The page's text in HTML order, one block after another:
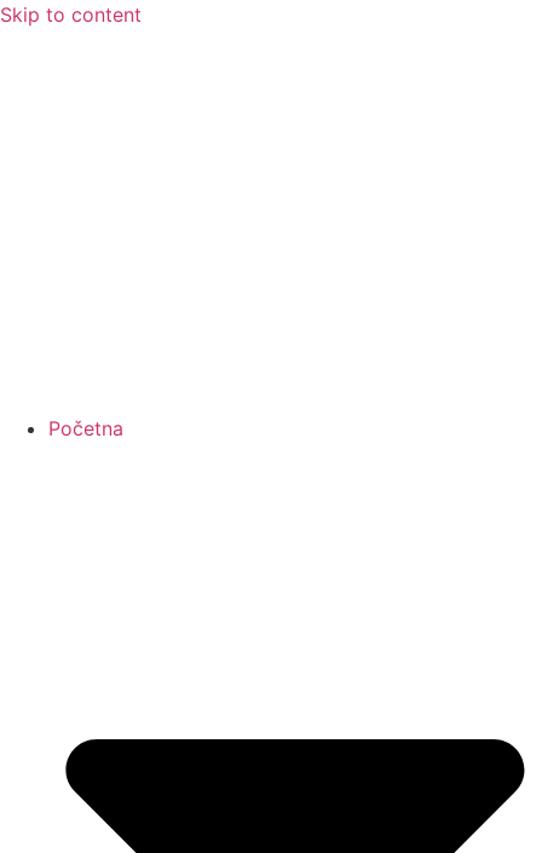
Skip to content
Početna